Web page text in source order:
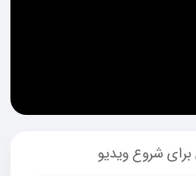
شروع ویدیو